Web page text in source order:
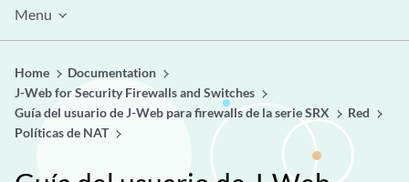
Menu
Home
Documentation
J-Web for Security Firewalls and Switches
Guía del usuario de J-Web para firewalls de la serie SRX
Red
Políticas de NAT